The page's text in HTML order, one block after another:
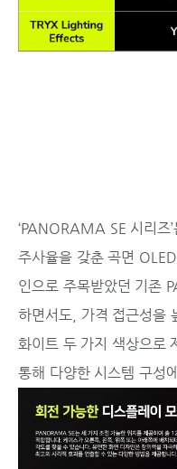
‘PANORAMA SE 시리
주사율을 갖춘 곡면
인으로 주목받았던 기존
하면서도, 가격 접근성을
화이트 두 가지 색상으로
통해 다양한 시스템 구성